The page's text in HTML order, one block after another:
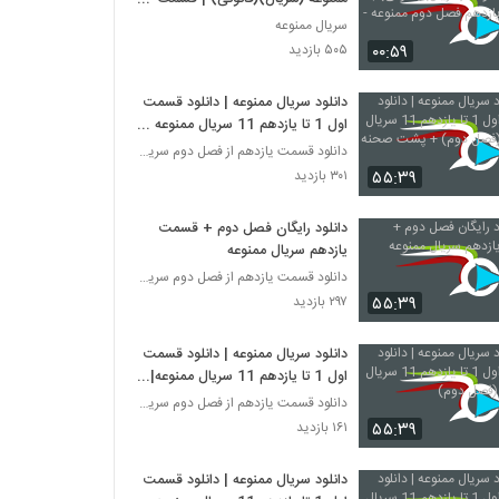
۰۰:۵۹
یازدهم فصل دوم ممنوعه -HD
سریال ممنوعه
۵۰۵ بازدید
۵۵:۳۹
دانلود سریال ممنوعه | دانلود قسمت
اول 1 تا یازدهم 11 سریال ممنوعه
(فصل دوم) + پشت صحنه
دانلود قسمت یازدهم از فصل دوم سریال ممنوعه
۳۰۱ بازدید
۵۵:۳۹
دانلود رایگان فصل دوم + قسمت
یازدهم سریال ممنوعه
دانلود قسمت یازدهم از فصل دوم سریال ممنوعه
۲۹۷ بازدید
۵۵:۳۹
دانلود سریال ممنوعه | دانلود قسمت
اول 1 تا یازدهم 11 سریال ممنوعه|
(فصل دوم)
دانلود قسمت یازدهم از فصل دوم سریال ممنوعه
۱۶۱ بازدید
دانلود سریال ممنوعه | دانلود قسمت